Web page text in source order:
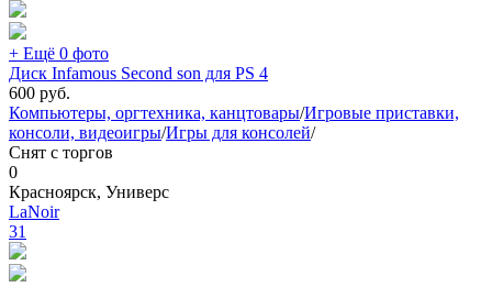
+ Ещё 0 фото
Диск Infamous Second son для PS 4
600 руб.
Компьютеры, оргтехника, канцтовары/Игровые приставки,
консоли, видеоигры/Игры для консолей/
Снят с торгов
0
Красноярск, Универс
LaNoir
31